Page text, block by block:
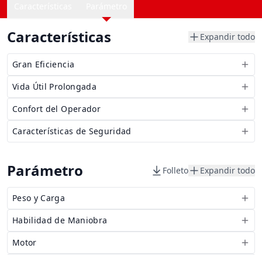
Características Expandir todo
Gran Eficiencia
Vida Útil Prolongada
Confort del Operador
Características de Seguridad
Parámetro Folleto Expandir todo
Peso y Carga
Habilidad de Maniobra
Motor